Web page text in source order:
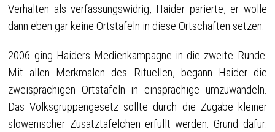
Verhalten als verfassungswidrig, Haider parierte, er wolle
dann eben gar keine Ortstafeln in diese Ortschaften setzen.
2006 ging Haiders Medienkampagne in die zweite Runde:
Mit allen Merkmalen des Rituellen, begann Haider die
zweisprachigen Ortstafeln in einsprachige umzuwandeln.
Das Volksgruppengesetz sollte durch die Zugabe kleiner
slowenischer Zusatztäfelchen erfüllt werden. Grund dafür: